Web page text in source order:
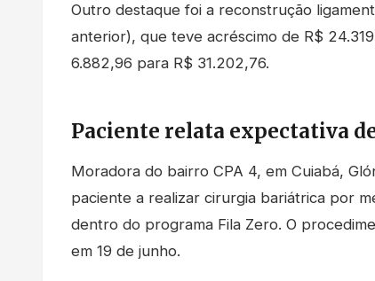
Outro destaque foi a reconstrução
anterior), que teve acréscimo de R$
6.882,96 para R$ 31.202,76.
Paciente relata expectativa
Moradora do bairro CPA 4, em Cuiabá,
paciente a realizar cirurgia bariátrica por
dentro do programa Fila Zero. O
em 19 de junho.